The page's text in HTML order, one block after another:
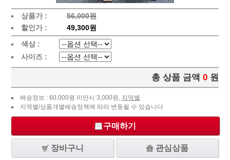
상품가 :
56,000원
할인가 :
49,300원
색상 :
사이즈 :
총 상품 금액 0 원
배송정보 : 60,000원 미만시 3,000원, 지역별
지역별/상품개별배송정책에 따라 변동될 수 있습니다
구매하기
장바구니 관심상품